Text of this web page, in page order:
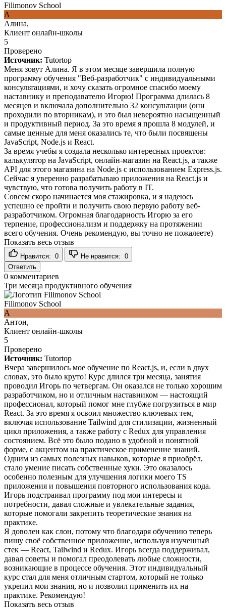
Filimonov School
А
Алина,
Клиент онлайн-школы
5
Проверено
Источник: Tutortop
Меня зовут Алина. Я в этом месяце завершила полную
программу обучения "Веб-разработчик" с индивидуальными
консультациями, и хочу сказать огромное спасибо моему
наставнику и преподавателю Игорю! Программа длилась 8
месяцев и включала дополнительно 32 консультации (они
проходили по вторникам), и это был невероятно насыщенный
и продуктивный период. За это время я прошла 8 модулей, и
самые ценные для меня оказались те, что были посвящены
JavaScript, Node.js и React.
За время учебы я создала несколько интересных проектов:
калькулятор на JavaScript, онлайн-магазин на React.js, а также
API для этого магазина на Node.js с использованием Express.js.
Сейчас я уверенно разрабатываю приложения на React.js и
чувствую, что готова получить работу в IT.
Совсем скоро начинается моя стажировка, и я надеюсь
успешно ее пройти и получить свою первую работу веб-
разработчиком. Огромная благодарность Игорю за его
терпение, профессионализм и поддержку на протяжении
всего обучения. Очень рекомендую, вы точно не пожалеете)
Показать весь отзыв
Нравится: 0 Не нравится: 0
Ответить
0 комментариев
Три месяца продуктивного обучения
Filimonov School
А
Антон,
Клиент онлайн-школы
5
Проверено
Источник: Tutortop
Вчера завершилось мое обучение по React.js, и, если в двух
словах, это было круто! Курс длился три месяца, занятия
проводил Игорь по четвергам. Он оказался не только хорошим
разработчиком, но и отличным наставником — настоящий
профессионал, который помог мне глубже погрузиться в мир
React. За это время я освоил множество ключевых тем,
включая использование Tailwind для стилизации, жизненный
цикл приложения, а также работу с Redux для управления
состоянием. Всё это было подано в удобной и понятной
форме, с акцентом на практическое применение знаний.
Одним из самых полезных навыков, которые я приобрёл,
стало умение писать собственные хуки. Это оказалось
особенно полезным для улучшения логики моего TS
приложения и повышения повторного использования кода.
Игорь подстраивал программу под мои интересы и
потребности, давал сложные и увлекательные задания,
которые помогали закрепить теоретические знания на
практике.
Я доволен как слон, потому что благодаря обучению теперь
пишу своё собственное приложение, используя изученный
стек — React, Tailwind и Redux. Игорь всегда поддерживал,
давал советы и помогал преодолевать любые сложности,
возникающие в процессе обучения. Этот индивидуальный
курс стал для меня отличным стартом, который не только
укрепил мои знания, но и позволил применить их на
практике. Рекомендую!
Показать весь отзыв